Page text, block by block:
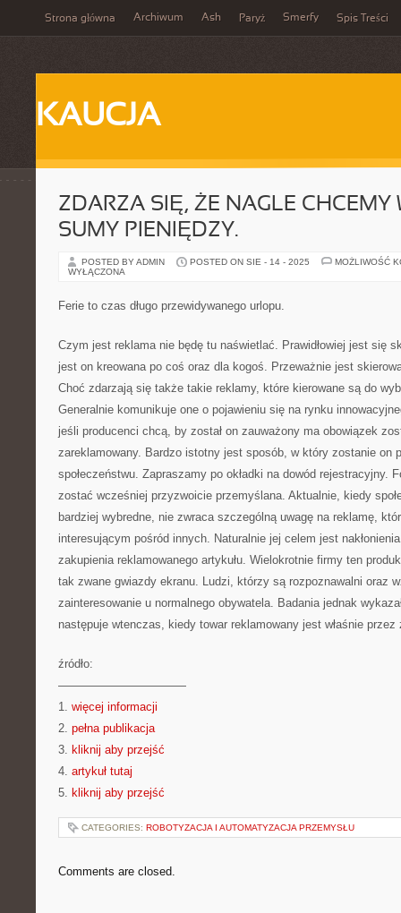
Strona główna Archiwum Ash Paryż Smerfy Spis Treści
KAUCJA
ZDARZA SIĘ, ŻE NAGLE CHCEMY
SUMY PIENIĘDZY.
POSTED BY ADMIN POSTED ON SIE - 14 - 2025
MOŻLIWOŚĆ
WYŁĄCZONA
Ferie to czas długo przewidywanego urlopu.
Czym jest reklama nie będę tu naświetlać. Prawidłowiej jest się
jest on kreowana po coś oraz dla kogoś. Przeważnie jest
Choć zdarzają się także takie reklamy, które kierowane są do
Generalnie komunikuje one o pojawieniu się na rynku
jeśli producenci chcą, by został on zauważony ma obowiązek
zareklamowany. Bardzo istotny jest sposób, w który zostanie on
społeczeństwu. Zapraszamy po okładki na dowód rejestracyjny.
zostać wcześniej przyzwoicie przemyślana. Aktualnie, kiedy
bardziej wybredne, nie zwraca szczególną uwagę na reklamę,
interesującym pośród innych. Naturalnie jej celem jest
zakupienia reklamowanego artykułu. Wielokrotnie firmy ten
tak zwane gwiazdy ekranu. Ludzi, którzy są rozpoznawalni oraz
zainteresowanie u normalnego obywatela. Badania jednak
następuje wtenczas, kiedy towar reklamowany jest właśnie przez
źródło:
———————————
1. więcej informacji
2. pełna publikacja
3. kliknij aby przejść
4. artykuł tutaj
5. kliknij aby przejść
CATEGORIES: ROBOTYZACJA I AUTOMATYZACJA PRZEMYSŁU
Comments are closed.